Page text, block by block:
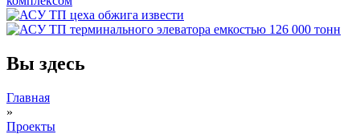
Вы здесь
Главная
»
Проекты